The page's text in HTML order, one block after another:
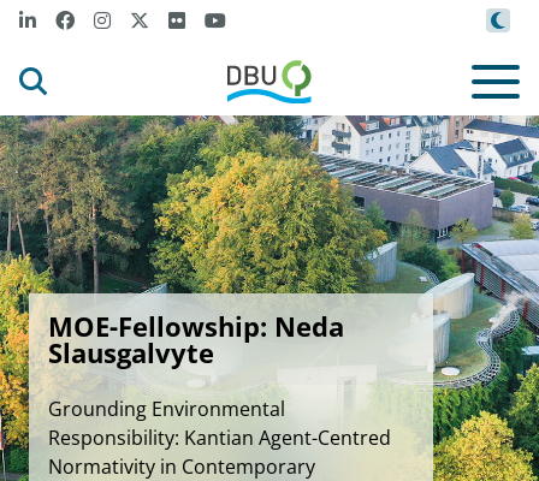
MOE-Fellowship: Neda
Slausgalvyte
Grounding Environmental
Responsibility: Kantian Agent-Centred
Normativity in Contemporary